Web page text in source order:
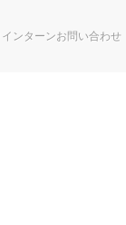
インターンお問い合わせ